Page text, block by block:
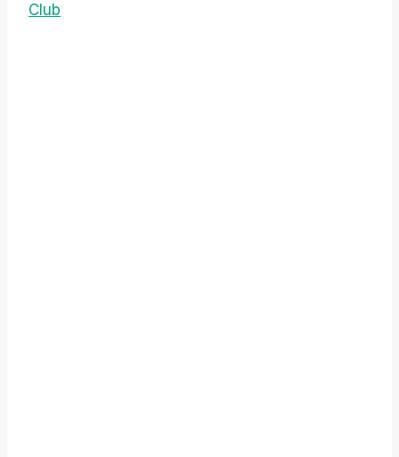
Club